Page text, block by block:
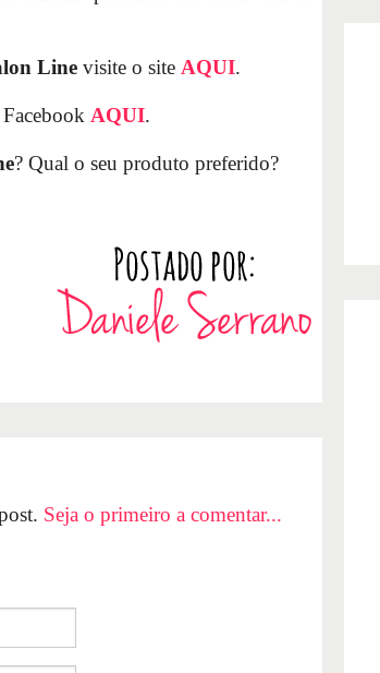
Line visite o site AQUI.
AQUI.
? Qual o seu produto preferido?
Seja o primeiro a comentar...